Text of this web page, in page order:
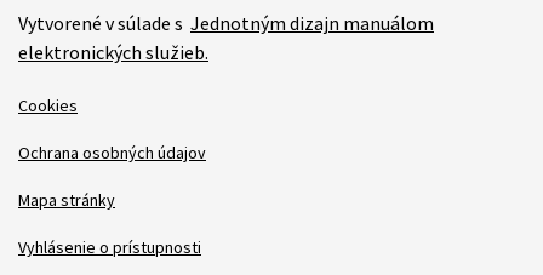
Vytvorené v súlade s Jednotným dizajn manuálom
elektronických služieb.
Cookies
Ochrana osobných údajov
Mapa stránky
Vyhlásenie o prístupnosti